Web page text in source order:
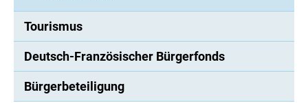
Tourismus
Deutsch-Französischer Bürgerfonds
Bürgerbeteiligung